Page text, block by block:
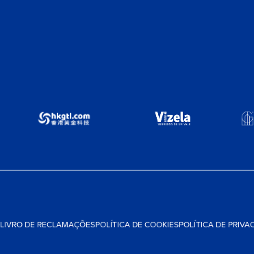
LIVRO DE RECLAMAÇÕESPOLÍTICA DE COOKIESPOLÍTICA DE